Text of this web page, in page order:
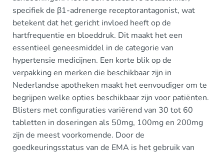
specifiek de β1-adrenerge receptorantagonist, wat
betekent dat het gericht invloed heeft op de
hartfrequentie en bloeddruk. Dit maakt het een
essentieel geneesmiddel in de categorie van
hypertensie medicijnen. Een korte blik op de
verpakking en merken die beschikbaar zijn in
Nederlandse apotheken maakt het eenvoudiger om te
begrijpen welke opties beschikbaar zijn voor patiënten.
Blisters met configuraties variërend van 30 tot 60
tabletten in doseringen als 50mg, 100mg en 200mg
zijn de meest voorkomende. Door de
goedkeuringsstatus van de EMA is het gebruik van